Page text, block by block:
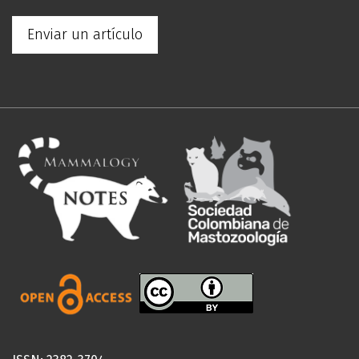
Enviar un artículo